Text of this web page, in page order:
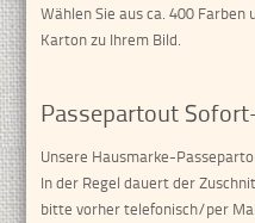
Wählen Sie aus ca. 400 Farben
Karton zu Ihrem Bild.
Passepartout
Unsere Hausmarke-
In der Regel dauert der
bitte vorher telefonisch/per